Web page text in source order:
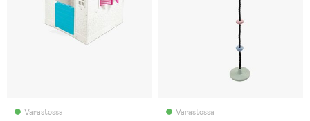
Varastossa Varastossa